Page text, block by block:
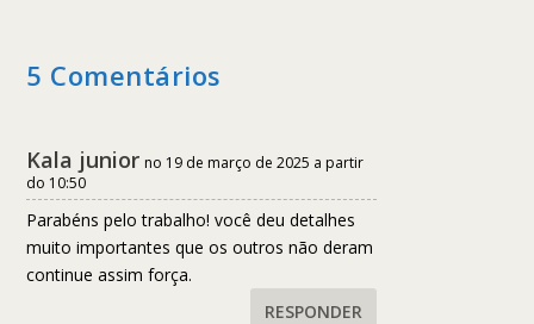
5 Comentários
Kala junior no 19 de março de 2025 a partir
do 10:50
Parabéns pelo trabalho! você deu detalhes
muito importantes que os outros não deram
continue assim força.
RESPONDER